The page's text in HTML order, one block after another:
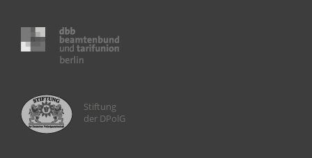
Stiftung
der DPolG